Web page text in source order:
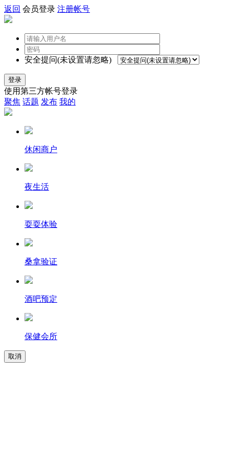
返回 会员登录 注册帐号
安全提问(未设置请忽略)
登录
使用第三方帐号登录
聚焦 话题 发布 我的
休闲商户
夜生活
耍耍体验
桑拿验证
酒吧预定
保健会所
取消